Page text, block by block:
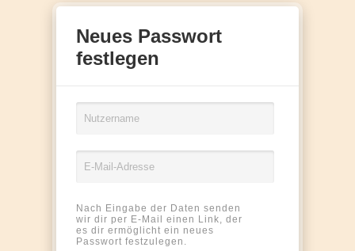
Neues Passwort
festlegen
Nach Eingabe der Daten senden
wir dir per E-Mail einen Link, der
es dir ermöglicht ein neues
Passwort festzulegen.